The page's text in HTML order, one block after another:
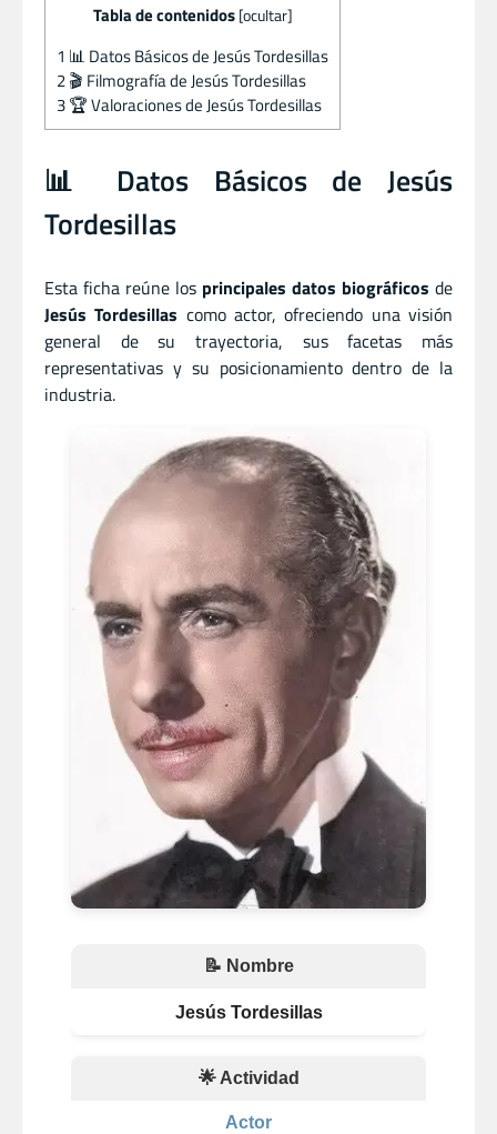
Tabla de contenidos [ocultar]
1 📊 Datos Básicos de Jesús Tordesillas
2🎬 Filmografía de Jesús Tordesillas
3🏆 Valoraciones de Jesús Tordesillas
📊 Datos Básicos de Jesús
Tordesillas
Esta ficha reúne los principales datos biográficos de
Jesús Tordesillas como actor, ofreciendo una visión
general de su trayectoria, sus facetas más
representativas y su posicionamiento dentro de la
industria.
📝 Nombre
Jesús Tordesillas
🌟 Actividad
Actor